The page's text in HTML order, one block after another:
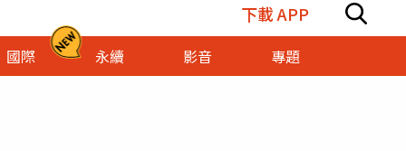
下載 APP
國際 永續 影音 專題